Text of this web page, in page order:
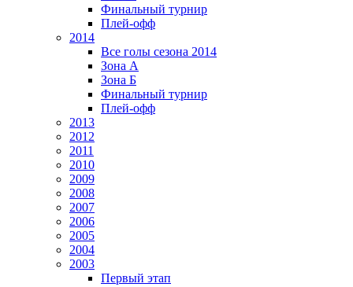
Финальный турнир
Плей-офф
2014
Все голы сезона 2014
Зона А
Зона Б
Финальный турнир
Плей-офф
2013
2012
2011
2010
2009
2008
2007
2006
2005
2004
2003
Первый этап